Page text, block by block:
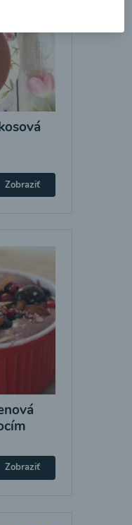
Zobraziť
Zobraziť